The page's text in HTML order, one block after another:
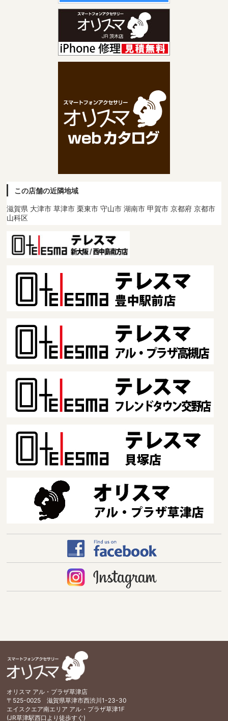
この店舗の近隣地域
滋賀県 大津市 草津市 栗東市 守山市 湖南市 甲賀市 京都府 京都市
山科区
オリスマ アル・プラザ草津店
〒525-0025 滋賀県草津市西渋川1-23-30
エイスクエア南エリア アル・プラザ草津1F
(JR草津駅西口より徒歩すぐ)